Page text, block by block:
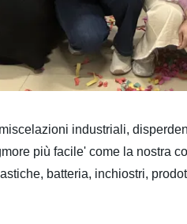
industriali,
più facile' come la nostra
batteria, inchiostri,